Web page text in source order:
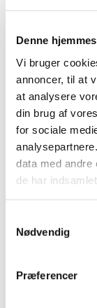
Denne
Vi bruger
annoncer, til at
at analysere
din brug af
for sociale
data med andre
de har
Nødvendig
Præferencer
2022 (1)
2021 (2)
2020 (1)
2019 (3)
2018 (3)
2016 (2)
2015 (1)
2014 (1)
2012 (2)
2010 (1)